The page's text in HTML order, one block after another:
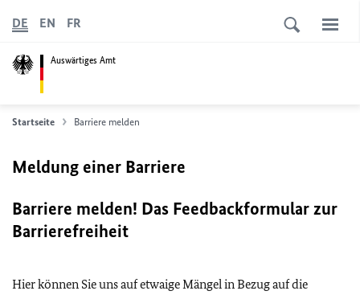
Auswärtiges Amt
DE EN FR
Startseite Barriere melden
Meldung einer Barriere
Barriere melden! Das Feedbackformular zur
Barrierefreiheit
Hier können Sie uns auf etwaige Mängel in Bezug auf die